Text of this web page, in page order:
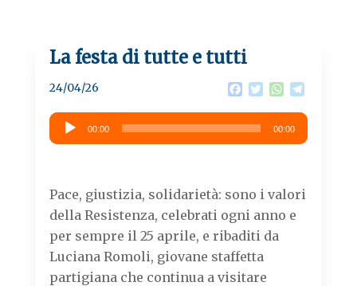
La festa di tutte e tutti
24/04/26
c
e
b
k
T
i
t
W
a
t
s
p
l
g
Audio
Player
00:00 00:00
Pace, giustizia, solidarietà: sono i valori
della Resistenza, celebrati ogni anno e
per sempre il 25 aprile, e ribaditi da
Luciana Romoli, giovane staffetta
partigiana che continua a visitare